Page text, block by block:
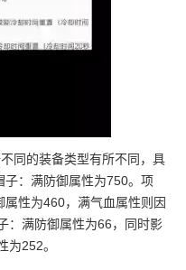
同的装备类型有所不同，具
：满防御属性为750。项
性为460，满气血属性则因
：满防御属性为66，同时影
为252。